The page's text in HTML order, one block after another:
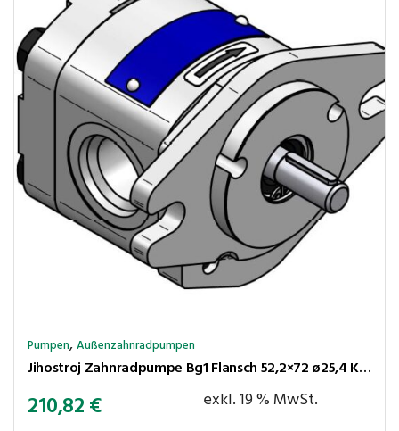
Pumpen,Außenzahnradpumpen
Jihostroj Zahnradpumpe Bg1 Flansch 52,2×72 ø25,4 Kegel 1:8 7,9cm³/U 160bar rechtsl Anschl LK30-30
210,82€
exkl. 19 % MwSt.